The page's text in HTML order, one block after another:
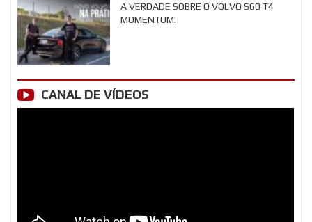
A VERDADE SOBRE O VOLVO S60 T4
MOMENTUM!
CANAL DE VÍDEOS